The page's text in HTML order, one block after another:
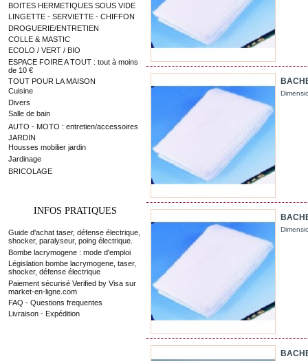
BOITES HERMETIQUES SOUS VIDE
LINGETTE - SERVIETTE - CHIFFON
DROGUERIE/ENTRETIEN
COLLE & MASTIC
ECOLO / VERT / BIO
ESPACE FOIRE A TOUT : tout à moins
de 10 €
TOUT POUR LA MAISON
Cuisine
Divers
Salle de bain
AUTO - MOTO : entretien/accessoires
JARDIN
Housses mobilier jardin
Jardinage
BRICOLAGE
INFOS PRATIQUES
Guide d'achat taser, défense électrique,
shocker, paralyseur, poing électrique.
Bombe lacrymogene : mode d'emploi
Législation bombe lacrymogene, taser,
shocker, défense électrique
Paiement sécurisé Verified by Visa sur
market-en-ligne.com
FAQ - Questions frequentes
Livraison - Expédition